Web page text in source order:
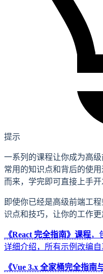
提示
一系列的课程让你成为高
常用的知识点和背后的使
而来，学完即可直接上手开
即使你已经是高级前端工
识点和技巧，让你的工作更
《React 完全指南》课程，
详细介绍，所有示例改编自
《Vue 3.x 全家桶完全指南